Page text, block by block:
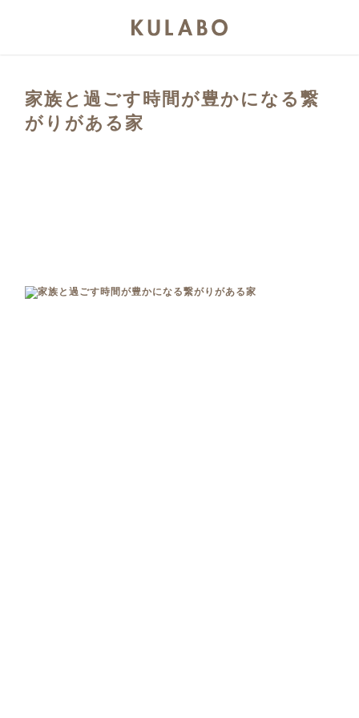
家族と過ごす時間が豊かになる繋
がりがある家